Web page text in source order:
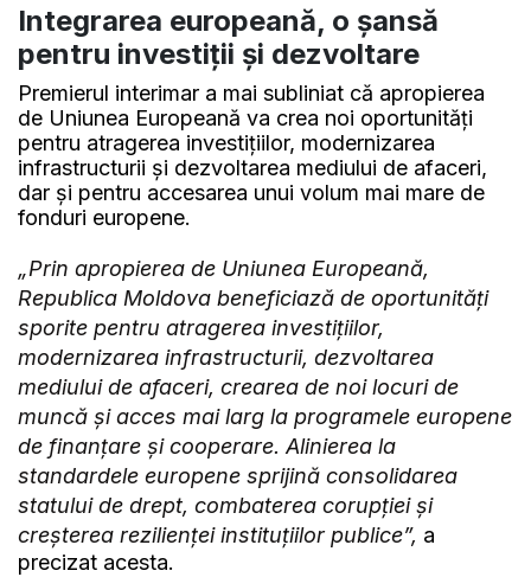
Integrarea europeană, o șansă
pentru investiții și dezvoltare
Premierul interimar a mai subliniat că apropierea
de Uniunea Europeană va crea noi oportunități
pentru atragerea investițiilor, modernizarea
infrastructurii și dezvoltarea mediului de afaceri,
dar și pentru accesarea unui volum mai mare de
fonduri europene.
„Prin apropierea de Uniunea Europeană,
Republica Moldova beneficiază de oportunități
sporite pentru atragerea investițiilor,
modernizarea infrastructurii, dezvoltarea
mediului de afaceri, crearea de noi locuri de
muncă și acces mai larg la programele europene
de finanțare și cooperare. Alinierea la
standardele europene sprijină consolidarea
statului de drept, combaterea corupției și
creșterea rezilienței instituțiilor publice”, a
precizat acesta.